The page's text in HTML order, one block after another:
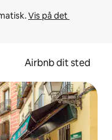
Vis på det
Airbnb dit sted